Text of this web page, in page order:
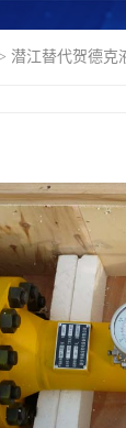
潜江替代贺德克